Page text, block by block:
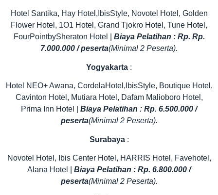
Hotel Santika, Hay Hotel,IbisStyle, Novotel Hotel, Golden
Flower Hotel, 1O1 Hotel, Grand Tjokro Hotel, Tune Hotel,
FourPointbySheraton Hotel | Biaya Pelatihan : Rp. Rp.
7.000.000 / peserta(Minimal 2 Peserta).
Yogyakarta :
Hotel NEO+ Awana, CordelaHotel,IbisStyle, Boutique Hotel,
Cavinton Hotel, Mutiara Hotel, Dafam Malioboro Hotel,
Prima Inn Hotel | Biaya Pelatihan : Rp. 6.500.000 /
peserta(Minimal 2 Peserta).
Surabaya :
Novotel Hotel, Ibis Center Hotel, HARRIS Hotel, Favehotel,
Alana Hotel | Biaya Pelatihan : Rp. 6.800.000 /
peserta(Minimal 2 Peserta).